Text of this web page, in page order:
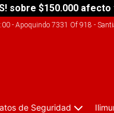
sobre $150.000
- Apoquindo 7331 Of 918 -
de Seguridad